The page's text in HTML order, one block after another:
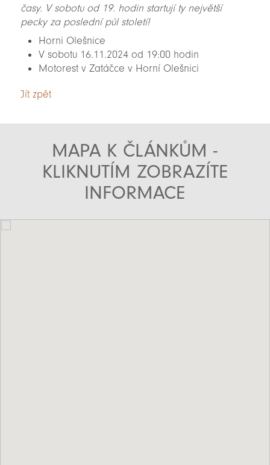
časy. V sobotu od 19. hodin startují ty největší
pecky za poslední půl století!
Horni Olešnice
V sobotu 16.11.2024 od 19:00 hodin
Motorest v Zatáčce v Horní Olešnici
Jít zpět
MAPA K ČLÁNKŮM -
KLIKNUTÍM ZOBRAZÍTE
INFORMACE